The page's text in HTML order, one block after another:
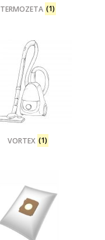
TERMOZETA (1)
VORTEX (1)